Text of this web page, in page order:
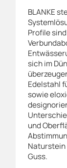
BLANKE
Profile
sich im
Edelstahl
sowie
und
Naturstein
Guss.